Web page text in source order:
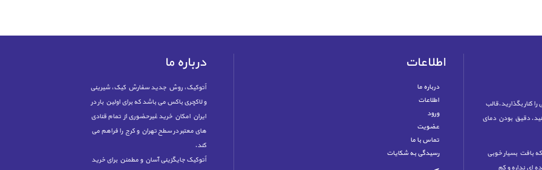
کنار بگذارید.قالب
دقیق بودن دمای
بافت بسیار خوبی
اطلاعات
درباره ما
اطلاعات
ورود
عضویت
تماس با ما
رسیدگی به شکایات
درباره ما
اُتوکیک، روش جدید سفارش کیک، شیرینی
و لاکچری باکس می باشد که برای اولین بار در
ایران امکان خرید غیرحضوری از تمام قنادی
های معتبر در سطح تهران و کرج را فراهم می
کند.
اُتوکیک جایگزینی آسان و مطمئن برای خرید